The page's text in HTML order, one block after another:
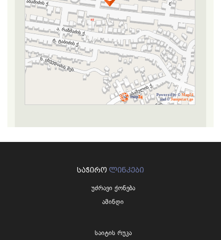
Powered by © Map24
and ©Jumpstart.ge
ᲡᲐᲭᲘᲠᲝ ᲚᲘᲜᲙᲔᲑᲘ
უძრავი ქონება
ამინდი
საიტის რუკა